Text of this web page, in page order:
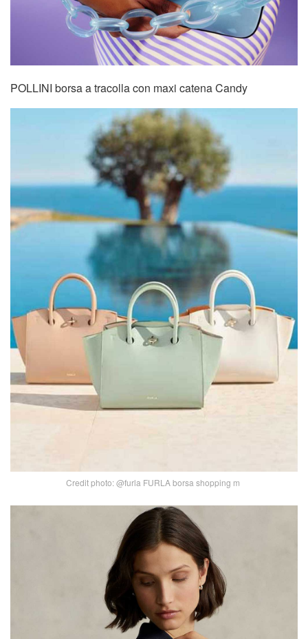
POLLINI borsa a tracolla con maxi catena Candy
Credit photo: @furla FURLA borsa shopping m